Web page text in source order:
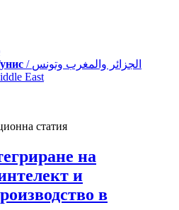
/ الجزائر والمغرب وتونس
East
статия
на
и
в